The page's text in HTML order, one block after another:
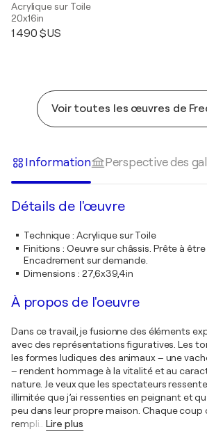
Acrylique sur Toile
20x16in
1 490 $US
Voir toutes les œuvres de
Information Perspective des
Détails de l'œuvre
Technique: Acrylique sur Toile
Finitions : Oeuvre sur châssis. Prête à
Encadrement sur demande.
Dimensions : 27,6x39,4in
À propos de l'oeuvre
Dans ce travail, je fusionne des éléments
avec des représentations figuratives. Les
les formes ludiques des animaux – une
– rendent hommage à la vitalité et au
nature. Je veux que les spectateurs
illimitée que j’ai ressenties en peignant et
peu dans leur propre maison. Chaque coup
rempli
Lire plus